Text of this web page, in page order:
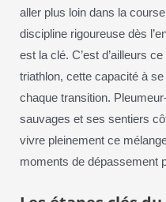
aller plus loin dans la
discipline rigoureuse dès
est la clé. C’est d’ailleurs
triathlon, cette capacité à
chaque transition.
sauvages et ses sentiers
vivre pleinement ce
moments de dépassement